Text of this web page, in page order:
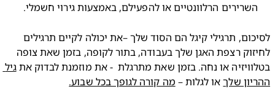
הרלוונטיים או להפעילם, באמצעות גירוי חשמלי.
לסיכום, תרגילי קיגל הם הסוד שלך –את יכולה לקיים תרגילים
לחיזוק רצפת האגן שלך בעבודה, בתור לקופה, בזמן שאת צופה
או נחה. בזמן שאת מתרגלת  - את מוזמנת לבדוק את
גיל
שלך או לגלות – מה קורה לגופך בכל שבוע.